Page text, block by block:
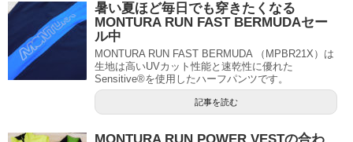
暑い夏ほど毎日でも穿きたくなる
MONTURA RUN FAST BERMUDAセー
ル中
MONTURA RUN FAST BERMUDA （MPBR21X）は
生地は高いUVカット性能と速乾性に優れた
Sensitive®を使用したハーフパンツです。
記事を読む